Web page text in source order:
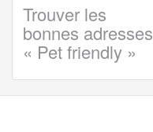
Trouver les
bonnes adresses
« Pet friendly »